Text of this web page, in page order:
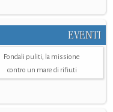
EVENTI
Fondali puliti, la missione
contro un mare di rifiuti